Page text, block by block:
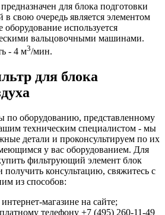
для блока подготовки
свою очередь является элементом
используется
вальцовочными машинами.
- 4 м3/мин.
для блока
по оборудованию, представленному
техническим специалистом - мы
детали и проконсультируем по их
у вас оборудованием. Для
фильтрующий элемент блок
получить консультацию, свяжитесь с
из способов:
магазине на сайте;
телефону +7 (495) 260-11-49